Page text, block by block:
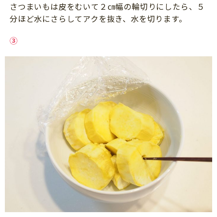
さつまいもは皮をむいて２㎝幅の輪切りにしたら、５
分ほど水にさらしてアクを抜き、水を切ります。
③